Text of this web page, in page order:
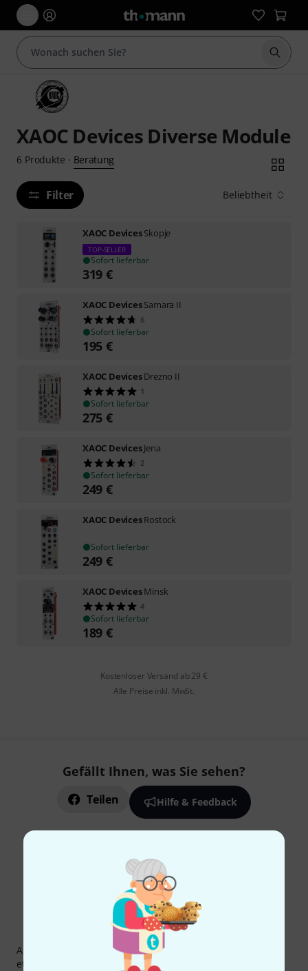
Suche
XAOC Devices Diverse Module
6 Produkte · Beratung
Filter Beliebtheit
XAOC DevicesSkopje
TOP-SELLER
Sofort lieferbar
319 €
XAOC DevicesSamara II
6
Sofort lieferbar
195 €
XAOC DevicesDrezno II
1
Sofort lieferbar
275 €
XAOC DevicesJena
2
Sofort lieferbar
249 €
XAOC DevicesRostock
Sofort lieferbar
249 €
XAOC DevicesMinsk
4
Sofort lieferbar
189 €
Kostenloser Versand ab 29 €
Alle Preise inkl. MwSt.
Gefällt Ihnen, was Sie sehen?
Teilen Hilfe & Feedback
Thomann Newsletter
Abonniere den Thomann Newsletter und gewinne mit
etwas Glück einen von
50 Gutscheinen